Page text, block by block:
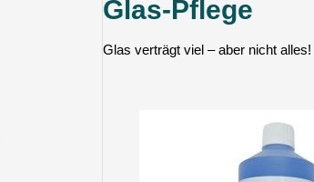
Glas-Pflege
Glas verträgt viel – aber nicht alles!